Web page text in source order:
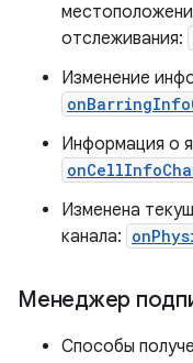
отслеживания:
Изменение
Информация о
Изменена
канала:
Менеджер
Способы